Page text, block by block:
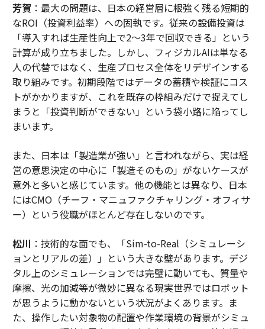
芳賀 ：最大の問題は、日本の経営層に根強く残る短期的
なROI（投資利益率）への固執です。従来の設備投資は
「導入すれば生産性向上で2〜3年で回収できる」という
計算が成り立ちました。しかし、フィジカルAIは単なる
人の代替ではなく、生産プロセス全体をリデザインする
取り組みです。初期段階ではデータの蓄積や検証にコス
トがかかりますが、これを既存の枠組みだけで捉えてし
まうと「投資判断ができない」という袋小路に陥ってし
まいます。
また、日本は「製造業が強い」と言われながら、実は経
営の意思決定の中心に「製造そのもの」がないケースが
意外と多いと感じています。他の機能とは異なり、日本
にはCMO（チーフ・マニュファクチャリング・オフィサ
ー）という役職がほとんど存在しないのです。
松川 ：技術的な面でも、「Sim-to-Real（シミュレーシ
ョンとリアルの差）」という大きな壁があります。デジ
タル上のシミュレーションでは完璧に動いても、質量や
摩擦、光の加減等が微妙に異なる現実世界ではロボット
が思うように動かないという状況がよくあります。ま
た、操作したい対象物の配置や作業環境の背景がシミュ